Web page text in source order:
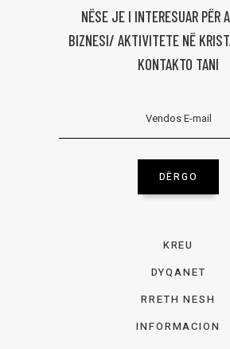
NËSE JE I INTERESUAR PËR
BIZNESI/ AKTIVITETE NË
KONTAKTO TANI
DËRGO
KREU
DYQANET
RRETH NESH
INFORMACION